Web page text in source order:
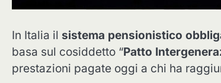
In Italia il sistema pensionistico
basa sul cosiddetto “Patto
prestazioni pagate oggi a chi ha